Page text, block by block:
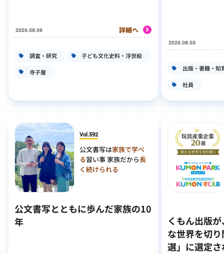
2026.08.06 詳細へ
調査・研究 子ども文化史料・浮世絵
寺子屋
Vol.592
公文書写は家族で学べ
る習い事 家族だから長
く続けられる
公文書写とともに歩んだ家族の10
年
2026.08.03
出版・書籍・知
社員
くもん出版
な世界を切
選」に選定